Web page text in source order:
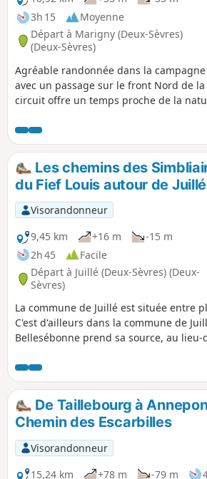
3h 15
Moyenne
Départ à Marigny (Deux-Sèvres)
(Deux-Sèvres)
Agréable randonnée dans la
avec un passage sur le front Nord de la
circuit offre un temps proche de la
où il est possible de voir des chevreuils
Les chemins des
du Fief Louis autour de Juillé
Visorandonneur
9,45 km
+16 m
-15 m
2h 45
Facile
Départ à Juillé (Deux-Sèvres) (Deux-
Sèvres)
La commune de Juillé est située entre
C'est d'ailleurs dans la commune de
Bellesébonne prend sa source, au lieu-
certains à l'histoire évocatrice comme le
De Taillebourg à
Chemin des Escarbilles
Visorandonneur
15,24 km
+78 m -79 m